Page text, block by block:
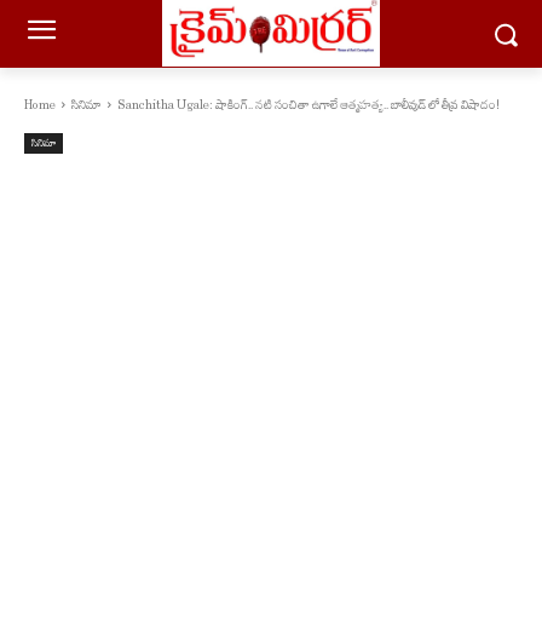
Home సినిమా Sanchitha Ugale: షాకింగ్.. నటి సంచితా ఉగాలే ఆత్మహత్య.. బాలీవుడ్‌ లో తీవ్ర విషాదం!
సినిమా